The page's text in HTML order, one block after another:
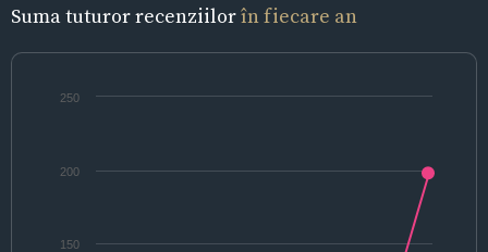
Suma tuturor recenziilorîn fiecare an
150
200
250